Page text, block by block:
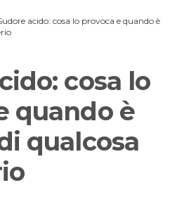
acido: cosa lo provoca e quando è
cosa lo
quando è
qualcosa